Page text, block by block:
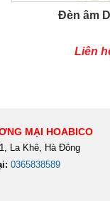
Đèn âm
Liên
MẠI HOABICO
La Khê, Hà Đông
0365838589